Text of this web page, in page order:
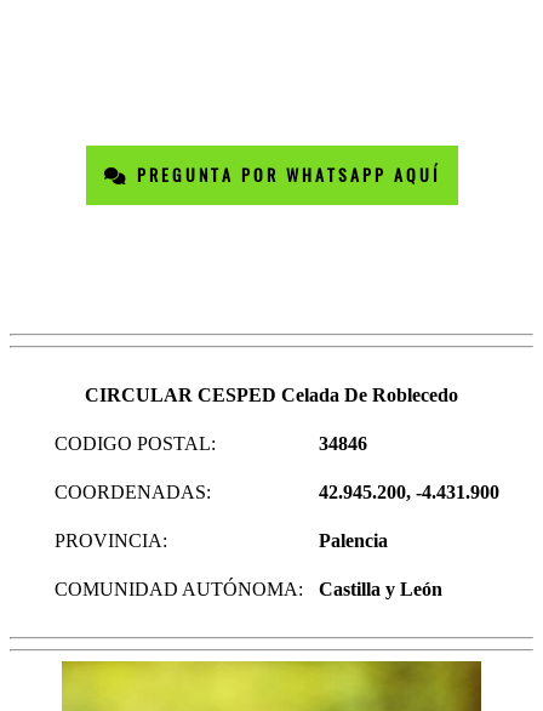
PREGUNTA POR WHATSAPP AQUÍ
CIRCULAR CESPED Celada De Roblecedo
CODIGO POSTAL: 34846
COORDENADAS: 42.945.200, -4.431.900
PROVINCIA: Palencia
COMUNIDAD AUTÓNOMA: Castilla y León